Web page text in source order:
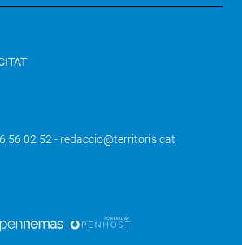
56 02 52 - redaccio@territoris.cat